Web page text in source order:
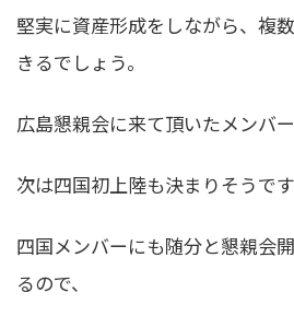
堅実に資産形成をしながら、複
きるでしょう。
広島懇親会に来て頂いたメンバー
次は四国初上陸も決まりそうです
四国メンバーにも随分と懇親会
るので、